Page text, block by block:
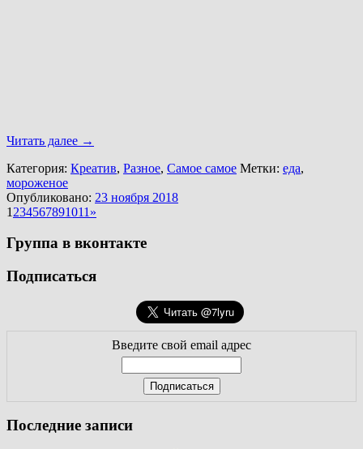
Читать далее →
Категория: Креатив, Разное, Самое самое Метки: еда,
мороженое
Опубликовано: 23 ноября 2018
1 234567891011 »
Группа в вконтакте
Подписаться
Введите свой email адрес
Последние записи